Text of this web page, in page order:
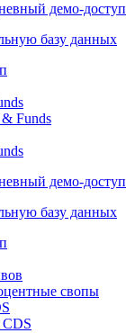
демо-доступ
базу данных
Funds
демо-доступ
базу данных
свопы